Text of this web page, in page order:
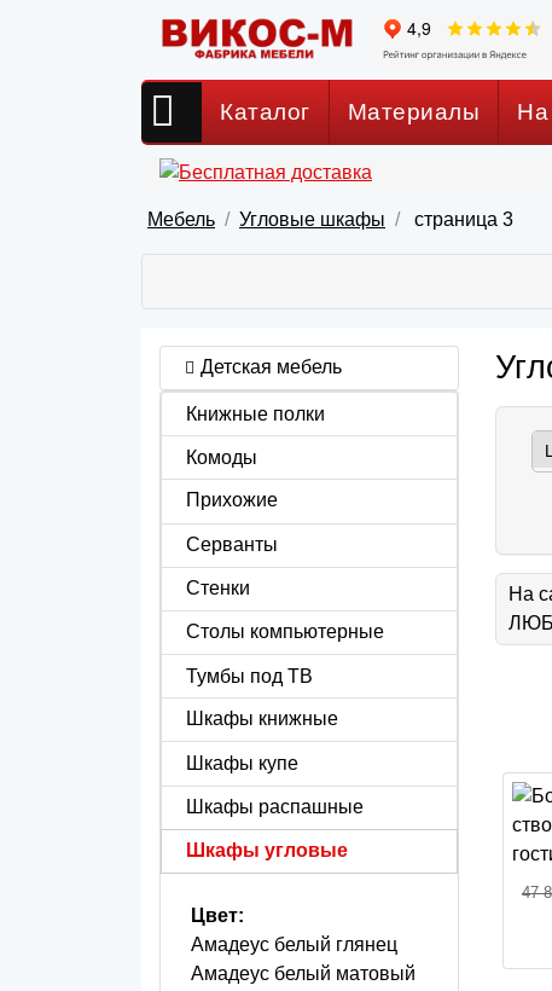
Каталог Материалы На
Мебель Угловые шкафы страница 3
Детская мебель
Книжные полки
Комоды
Прихожие
Серванты
Стенки
Столы компьютерные
Тумбы под ТВ
Шкафы книжные
Шкафы купе
Шкафы распашные
Шкафы угловые
Цвет:
Амадеус белый глянец
Амадеус белый матовый
На
47